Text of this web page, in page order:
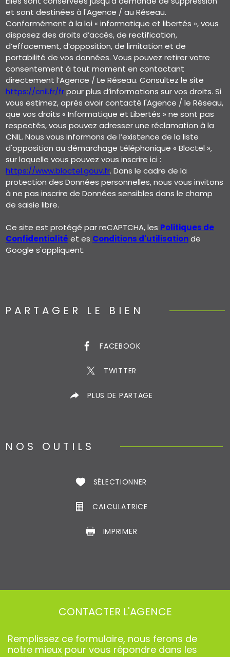
et sont destinées à l'Agence / au Réseau.
Conformément à la loi « informatique et libertés », vous
disposez des droits d’accès, de rectification,
d’effacement, d’opposition, de limitation et de
portabilité de vos données. Vous pouvez retirer votre
consentement à tout moment en contactant
directement l’Agence / Le Réseau. Consultez le site
https://cnil.fr/frpour plus d’informations sur vos droits. Si
vous estimez, après avoir contacté l'Agence / le Réseau,
que vos droits « Informatique et Libertés » ne sont pas
respectés, vous pouvez adresser une réclamation à la
CNIL. Nous vous informons de l’existence de la liste
d'opposition au démarchage téléphonique « Bloctel »,
sur laquelle vous pouvez vous inscrire ici :
https://www.bloctel.gouv.fr. Dans le cadre de la
protection des Données personnelles, nous vous invitons
à ne pas inscrire de Données sensibles dans le champ
de saisie libre.
Ce site est protégé par reCAPTCHA, les Politiques de
Confidentialité et es Conditions d'utilisationde
Google s'appliquent.
PARTAGER LE BIEN
FACEBOOK
TWITTER
PLUS DE PARTAGE
NOS OUTILS
SÉLECTIONNER
CALCULATRICE
IMPRIMER
CONTACTER L'AGENCE
Remplissez ce formulaire, nous ferons de
notre mieux pour vous répondre dans les